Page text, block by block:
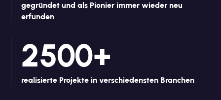
gegründet und als Pionier immer wieder neu
erfunden
2500+
realisierte Projekte in verschiedensten Branchen